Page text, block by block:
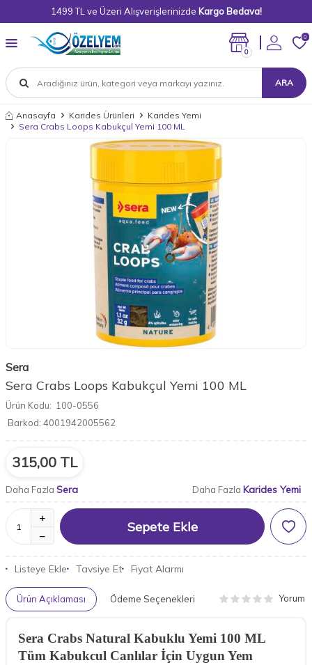
1499 TL ve Üzeri Alışverişlerinizde Kargo Bedava!
ARA
0
0
Anasayfa Karides Ürünleri
Karides Yemi
Sera Crabs Loops Kabukçul Yemi 100 ML
Sera
Sera Crabs Loops Kabukçul Yemi 100 ML
Ürün Kodu: 100-0556
Barkod: 4001942005562
315,00 TL
Daha Fazla Sera Daha Fazla Karides Yemi
Sepete Ekle
Listeye Ekle Tavsiye Et Fiyat Alarmı
Ürün Açıklaması Ödeme Seçenekleri Yorum
Sera Crabs Natural Kabuklu Yemi 100 ML
Tüm Kabukcul Canlılar İçin Uygun Yem